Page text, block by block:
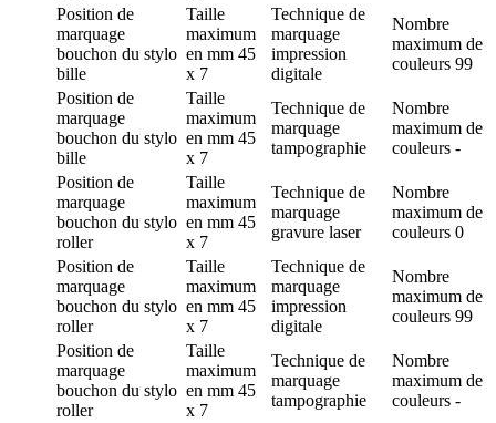
Position de
marquage
bouchon du stylo
bille
Taille
maximum
en mm 45
x 7
Technique de
marquage
impression
digitale
Nombre
maximum de
couleurs 99
Position de
marquage
bouchon du stylo
bille
Taille
maximum
en mm 45
x 7
Technique de
marquage
tampographie
Nombre
maximum de
couleurs -
Position de
marquage
bouchon du stylo
roller
Taille
maximum
en mm 45
x 7
Technique de
marquage
gravure laser
Nombre
maximum de
couleurs 0
Position de
marquage
bouchon du stylo
roller
Taille
maximum
en mm 45
x 7
Technique de
marquage
impression
digitale
Nombre
maximum de
couleurs 99
Position de
marquage
bouchon du stylo
roller
Taille
maximum
en mm 45
x 7
Technique de
marquage
tampographie
Nombre
maximum de
couleurs -